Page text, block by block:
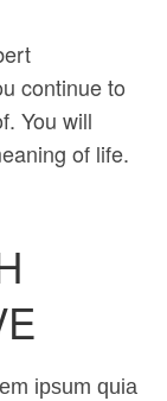
continue to
You will
of life.
ipsum quia